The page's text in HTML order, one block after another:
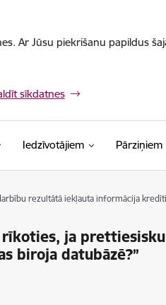
Ar Jūsu piekrišanu papildus
sīkdatnes
Iedzīvotājiem Pārziņiem
rezultātā iekļauta informācija
rīkoties, ja
biroja datubāzē?”